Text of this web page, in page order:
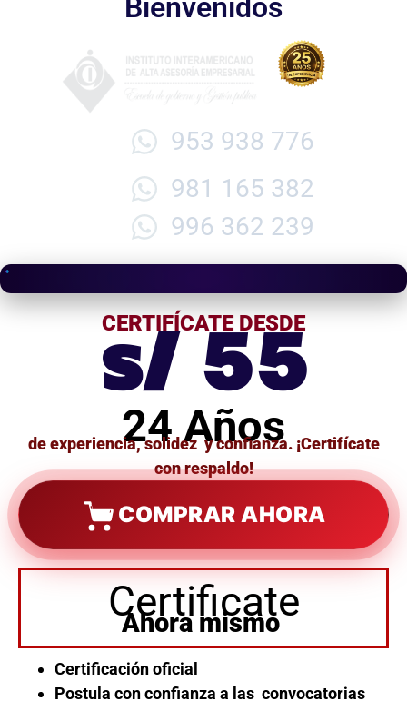
Bienvenidos
953 938 776
981 165 382
996 362 239
CERTIFÍCATE DESDE
s/ 55
24 Años
de experiencia, solidez y confianza. ¡Certifícate
con respaldo!
COMPRAR AHORA
Certificate
Ahora mismo
Certificación oficial
Postula con confianza a las convocatorias